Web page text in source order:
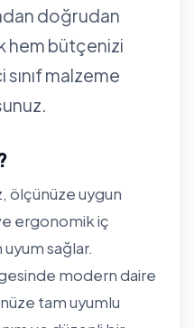
doğrudan
hem bütçenizi
malzeme
ölçünüze uygun
ergonomik iç
sağlar.
modern daire
tam uyumlu